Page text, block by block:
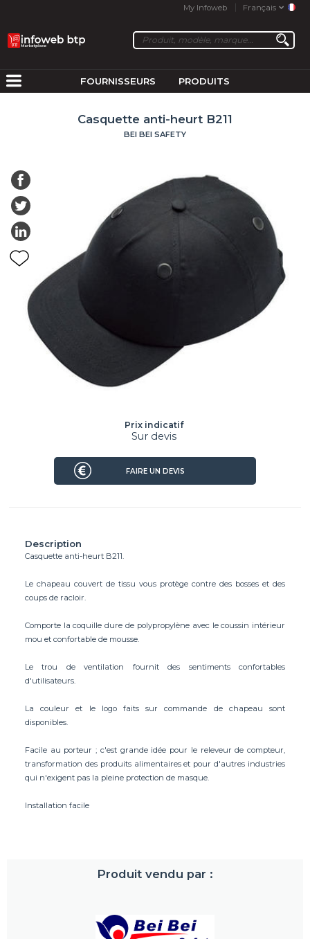
My Infoweb Français
FOURNISSEURS PRODUITS
Casquette anti-heurt B211
BEI BEI SAFETY
Description
Casquette anti-heurt B211.
Le chapeau couvert de tissu vous protège contre des bosses et des
coups de racloir.
Comporte la coquille dure de polypropylène avec le coussin intérieur
mou et confortable de mousse.
Le trou de ventilation fournit des sentiments confortables
d'utilisateurs.
La couleur et le logo faits sur commande de chapeau sont
disponibles.
Facile au porteur ; c'est grande idée pour le releveur de compteur,
transformation des produits alimentaires et pour d'autres industries
qui n'exigent pas la pleine protection de masque.
Installation facile
Produit vendu par :
Prix indicatif
Sur devis
FAIRE UN DEVIS